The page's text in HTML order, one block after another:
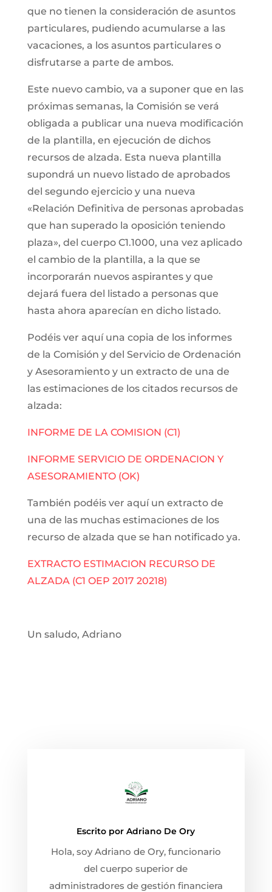
que no tienen la consideración de asuntos
particulares, pudiendo acumularse a las
vacaciones, a los asuntos particulares o
disfrutarse a parte de ambos.
Este nuevo cambio, va a suponer que en las
próximas semanas, la Comisión se verá
obligada a publicar una nueva modificación
de la plantilla, en ejecución de dichos
recursos de alzada. Esta nueva plantilla
supondrá un nuevo listado de aprobados
del segundo ejercicio y una nueva
«Relación Definitiva de personas aprobadas
que han superado la oposición teniendo
plaza», del cuerpo C1.1000, una vez aplicado
el cambio de la plantilla, a la que se
incorporarán nuevos aspirantes y que
dejará fuera del listado a personas que
hasta ahora aparecían en dicho listado.
Podéis ver aquí una copia de los informes
de la Comisión y del Servicio de Ordenación
y Asesoramiento y un extracto de una de
las estimaciones de los citados recursos de
alzada:
INFORME DE LA COMISION (C1)
INFORME SERVICIO DE ORDENACION Y
ASESORAMIENTO (OK)
También podéis ver aquí un extracto de
una de las muchas estimaciones de los
recurso de alzada que se han notificado ya.
EXTRACTO ESTIMACION RECURSO DE
ALZADA (C1 OEP 2017 20218)
Un saludo, Adriano
Escrito porAdriano De Ory
Hola, soy Adriano de Ory, funcionario
del cuerpo superior de
administradores de gestión financiera